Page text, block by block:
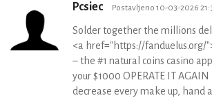
Pcsiec Postavljeno 10-03-2026
Solder together the millions
<a href="https://fanduelus.org/
– the #1 natural coins casino
your $1000 OPERATE IT
decrease every make up, hand